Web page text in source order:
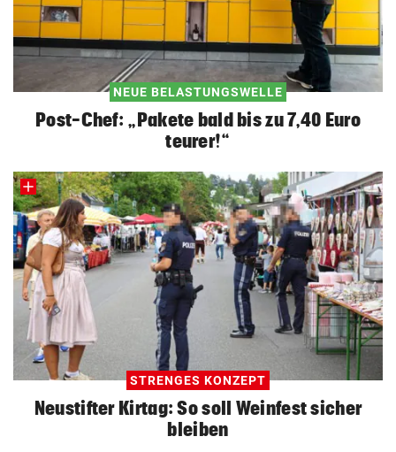
NEUE BELASTUNGSWELLE
Post-Chef: „Pakete bald bis zu 7,40 Euro
teurer!“
STRENGES KONZEPT
Neustifter Kirtag: So soll Weinfest sicher
bleiben